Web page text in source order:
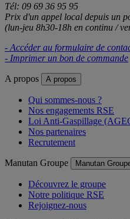
Tél: 09 69 36 95 95
Prix d'un appel local depuis un
(lun-jeu 8h30-18h en continu /
- Accéder au formulaire de
- Imprimer un bon de commande
A propos A propos
Qui sommes-nous ?
Nos engagements RSE
Loi Anti-Gaspillage
Nos partenaires
Recrutement
Manutan Groupe Manutan
Découvrez le groupe
Notre politique RSE
Rejoignez-nous